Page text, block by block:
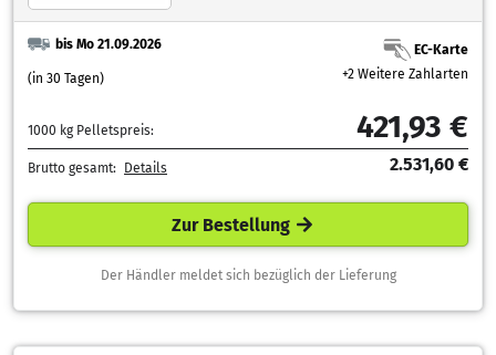
bis Mo 21.09.2026
(in 30 Tagen)
EC-Karte
+2 Weitere Zahlarten
1000 kg Pelletspreis: 421,93 €
Brutto gesamt: Details 2.531,60 €
Zur Bestellung
Der Händler meldet sich bezüglich der Lieferung